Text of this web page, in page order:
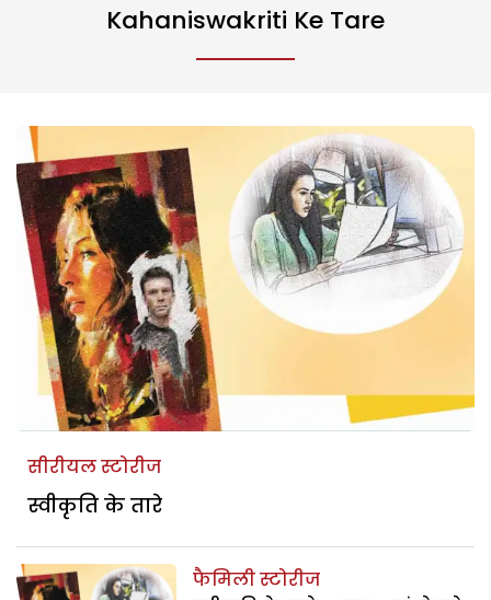
Kahaniswakriti Ke Tare
सीरीयल स्टोरीज
स्वीकृति के तारे
फैमिली स्टोरीज